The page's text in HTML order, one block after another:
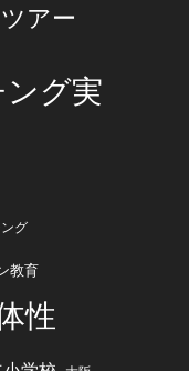
アー
グ実
グ
教育
性